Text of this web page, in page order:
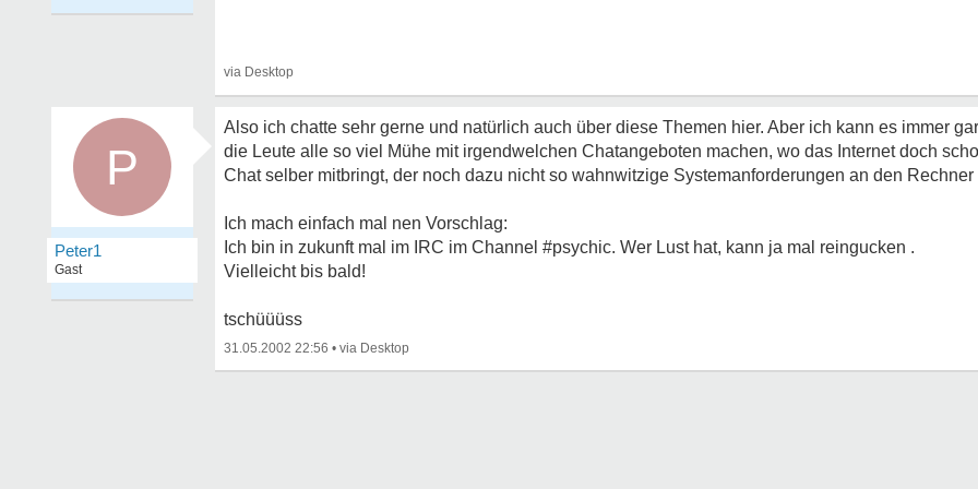
P
Peter1
Gast
Also ich chatte sehr gerne und natürlich auch über diese Themen hier. Aber ich kann es immer
die Leute alle so viel Mühe mit irgendwelchen Chatangeboten machen, wo das Internet doch
Chat selber mitbringt, der noch dazu nicht so wahnwitzige Systemanforderungen an den Rechner
Ich mach einfach mal nen Vorschlag:
Ich bin in zukunft mal im IRC im Channel #psychic. Wer Lust hat, kann ja mal reingucken .
Vielleicht bis bald!
tschüüüss
31.05.2002 22:56 •